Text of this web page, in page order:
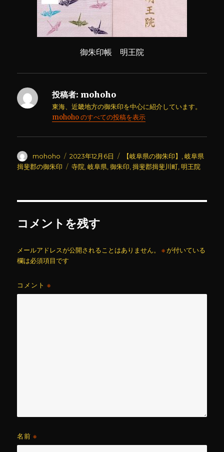
御朱印帳 明王院
投稿者: mohoho
東海、近畿地方の御朱印を中心に紹介しています。
mohoho のすべての投稿を表示
投
稿
mohoho
投
稿
2023年12月6日
カ
テ
【岐阜県の御朱印】 ,岐阜県
揖斐郡の御朱印
タ
寺院 ,岐阜県 ,御朱印 ,揖斐郡揖斐川町 ,明王院
コメントを残す
メールアドレスが公開されることはありません。 ※が付いている
欄は必須項目です
コメント※
名前※